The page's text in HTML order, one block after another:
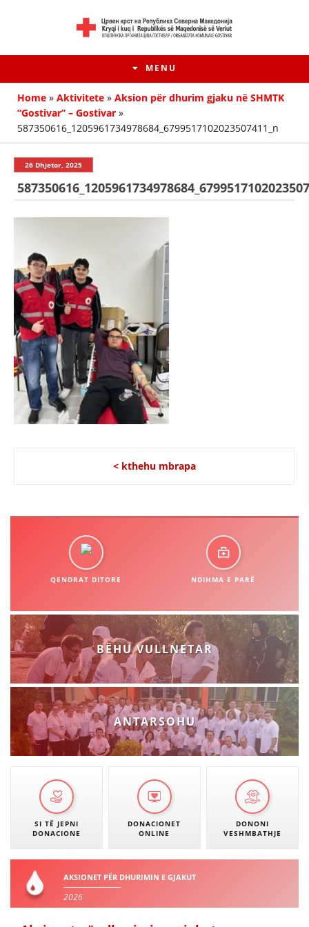
MENU
HISTORIA E LËVIZJES
HISTORIA E KRYQIT TË KUQ
STRUKTURA E ORGANIZATËS
KONTAKT INFORMACIONE
LIGJI I KRYQIT TË KUQ
STATUTI I KRYQIT TË KUQ
NIVELI I STRUKTURËS ORGANIZATIVE
DISEMINIMI
DREJTA NDERKOMBETARE HUMANITARE
PROMOVIMI I VLERAVE HUMANE
PËRDORIMIN DHE MBROJTJEN E STEMËS
SOCIALO-HUMANITARE
SI TË JEPNI DONACIONE
EKIPE PËRGJIGJE DISASTER
STACIONIN E UJIT SHPËTIMIT – VODNO
Home » Aktivitete » Aksion për dhurim gjaku në SHMTK
“Gostivar” – Gostivar »
587350616_1205961734978684_6799517102023507411_n
26 Dhjetor, 2025
< kthehu mbrapa
QENDRAT DITORE NDIHMA E PARË
BËHU VULLNETAR
ANTARSOHU
SI TË JEPNI
DONACIONE
DONACIONET
ONLINE
DONONI
VESHMBATHJE
AKSIONET PËR DHURIMIN E GJAKUT
2026